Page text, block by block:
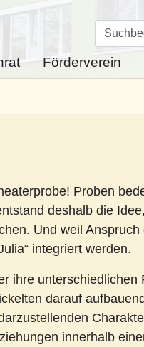
Förderverein
Proben
deshalb die
Und weil
integriert werden.
ihre
darauf
innerhalb